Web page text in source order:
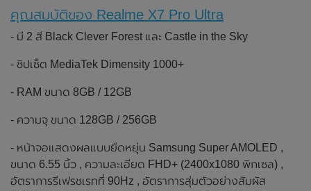
คุณสมบัติของ Realme X7 Pro Ultra
- มี 2 สี Black Clever Forest และ Castle in the Sky
- ชิปเซ็ต MediaTek Dimensity 1000+
- RAM ขนาด 8GB / 12GB
- ความจุ ขนาด 128GB / 256GB
- หน้าจอแสดงผลแบบยืดหยุ่น Samsung Super AMOLED ,
ขนาด 6.55 นิ้ว , ความละเอียด FHD+ (2400x1080 พิกเซล) ,
อัตราการรีเฟรชเรทที่ 90Hz , อัตราการสุ่มตัวอย่างสัมผัส